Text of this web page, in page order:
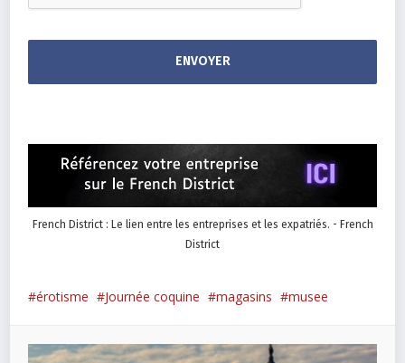
French District : Le lien entre les entreprises et les expatriés. - French
District
érotisme Journée coquine magasins musee